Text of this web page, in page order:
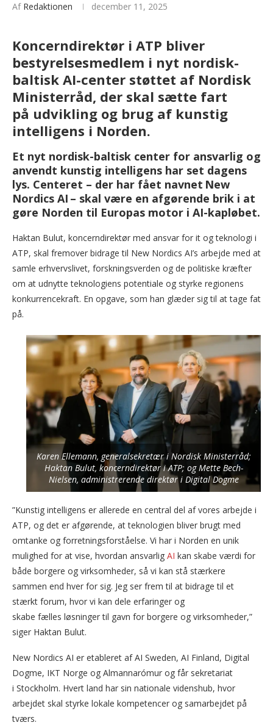
Af Redaktionen december 11, 2025
Koncerndirektør i ATP bliver
bestyrelsesmedlem i nyt nordisk-
baltisk AI-center støttet af Nordisk
Ministerråd, der skal sætte fart
på udvikling og brug af kunstig
intelligens i Norden.
Et nyt nordisk-baltisk center for ansvarlig og
anvendt kunstig intelligens har set dagens
lys. Centeret – der har fået navnet New
Nordics AI – skal være en afgørende brik i at
gøre Norden til Europas motor i AI-kapløbet.
Haktan Bulut, koncerndirektør med ansvar for it og teknologi i
ATP, skal fremover bidrage til New Nordics AI’s arbejde med at
samle erhvervslivet, forskningsverden og de politiske kræfter
om at udnytte teknologiens potentiale og styrke regionens
konkurrencekraft. En opgave, som han glæder sig til at tage fat
på.
Karen Ellemann, generalsekretær i Nordisk Ministerråd;
Haktan Bulut, koncerndirektør i ATP; og Mette Bech-
Nielsen, administrerende direktør i Digital Dogme
”Kunstig intelligens er allerede en central del af vores arbejde i
ATP, og det er afgørende, at teknologien bliver brugt med
omtanke og forretningsforståelse. Vi har i Norden en unik
mulighed for at vise, hvordan ansvarlig AI kan skabe værdi for
både borgere og virksomheder, så vi kan stå stærkere
sammen end hver for sig. Jeg ser frem til at bidrage til et
stærkt forum, hvor vi kan dele erfaringer og
skabe fælles løsninger til gavn for borgere og virksomheder,”
siger Haktan Bulut.
New Nordics AI er etableret af AI Sweden, AI Finland, Digital
Dogme, IKT Norge og Almannarómur og får sekretariat
i Stockholm. Hvert land har sin nationale videnshub, hvor
arbejdet skal styrke lokale kompetencer og samarbejdet på
tværs.